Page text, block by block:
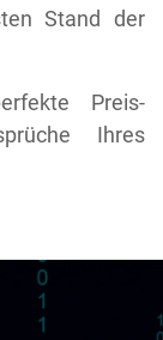
Stand der
Preis-
Ihres